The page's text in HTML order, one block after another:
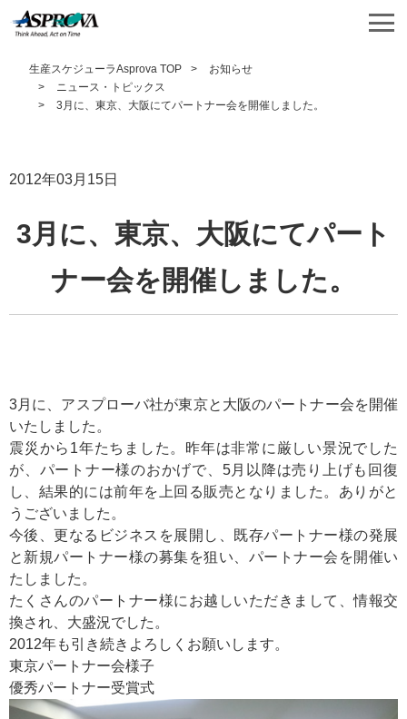
生産スケジューラAsprova TOP
お知らせ
ニュース・トピックス
3月に、東京、大阪にてパートナー会を開催しました。
2012年03月15日
3月に、東京、大阪にてパート
ナー会を開催しました。
3月に、アスプローバ社が東京と大阪のパートナー会を開催
いたしました。
震災から1年たちました。昨年は非常に厳しい景況でした
が、パートナー様のおかげで、5月以降は売り上げも回復
し、結果的には前年を上回る販売となりました。ありがと
うございました。
今後、更なるビジネスを展開し、既存パートナー様の発展
と新規パートナー様の募集を狙い、パートナー会を開催い
たしました。
たくさんのパートナー様にお越しいただきまして、情報交
換され、大盛況でした。
2012年も引き続きよろしくお願いします。
東京パートナー会様子
優秀パートナー受賞式